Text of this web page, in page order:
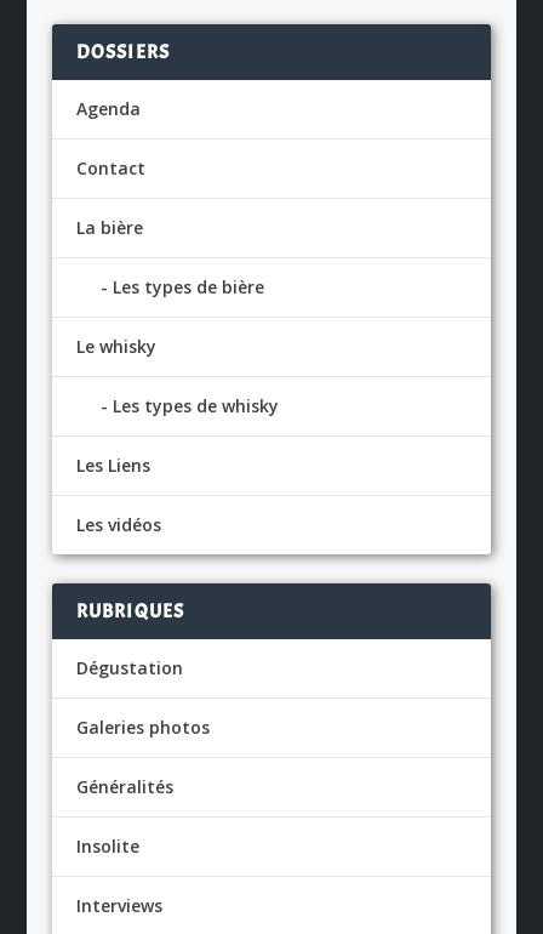
DOSSIERS
Agenda
Contact
La bière
Les types de bière
Le whisky
Les types de whisky
Les Liens
Les vidéos
RUBRIQUES
Dégustation
Galeries photos
Généralités
Insolite
Interviews